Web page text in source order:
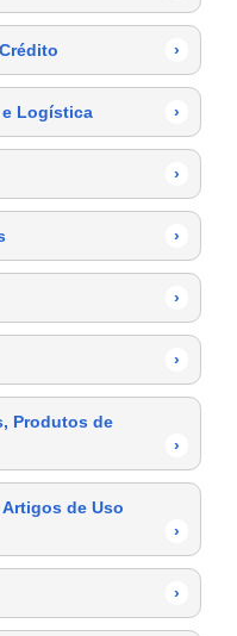
›
e Logística ›
›
›
›
›
Produtos de
›
de Uso
›
›